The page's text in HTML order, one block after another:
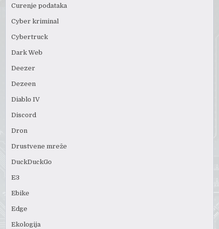
Curenje podataka
Cyber kriminal
Cybertruck
Dark Web
Deezer
Dezeen
Diablo IV
Discord
Dron
Drustvene mreže
DuckDuckGo
E3
Ebike
Edge
Ekologija